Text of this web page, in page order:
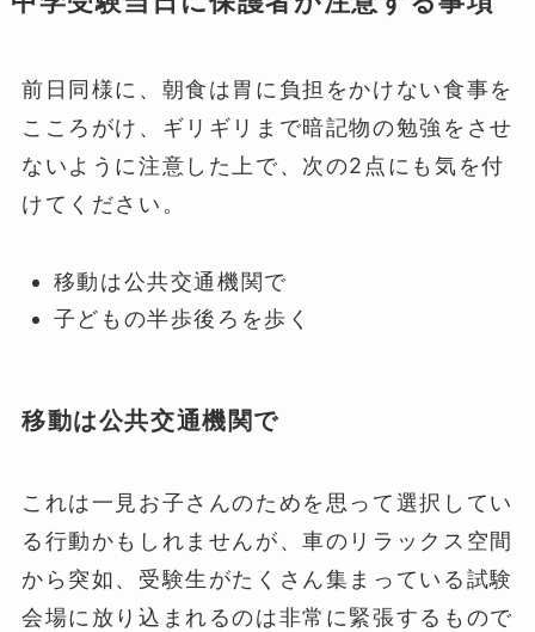
前日同様に、朝食は胃に負担をかけない食事を
こころがけ、ギリギリまで暗記物の勉強をさせ
ないように注意した上で、次の2点にも気を付
けてください。
移動は公共交通機関で
子どもの半歩後ろを歩く
移動は公共交通機関で
これは一見お子さんのためを思って選択してい
る行動かもしれませんが、車のリラックス空間
から突如、受験生がたくさん集まっている試験
会場に放り込まれるのは非常に緊張するもので